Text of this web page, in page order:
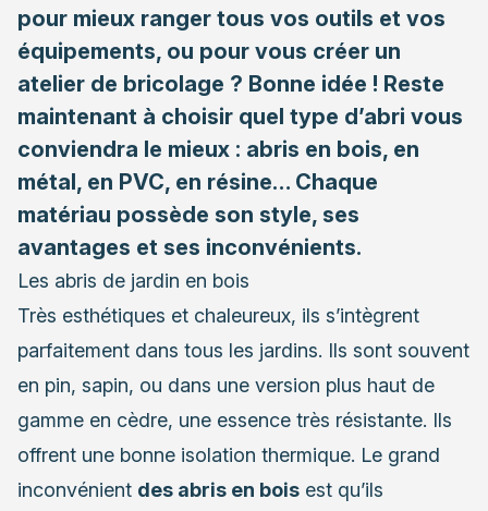
pour mieux ranger tous vos outils et vos
équipements, ou pour vous créer un
atelier de bricolage ? Bonne idée ! Reste
maintenant à choisir quel type d’abri vous
conviendra le mieux : abris en bois, en
métal, en PVC, en résine… Chaque
matériau possède son style, ses
avantages et ses inconvénients.
Les abris de jardin en bois
Très esthétiques et chaleureux, ils s’intègrent
parfaitement dans tous les jardins. Ils sont souvent
en pin, sapin, ou dans une version plus haut de
gamme en cèdre, une essence très résistante. Ils
offrent une bonne isolation thermique. Le grand
inconvénient des abris en bois est qu’ils